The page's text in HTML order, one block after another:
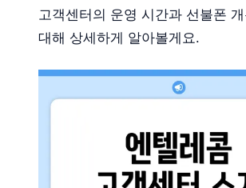
고객센터의 운영 시간과 선불폰
대해 상세하게 알아볼게요.